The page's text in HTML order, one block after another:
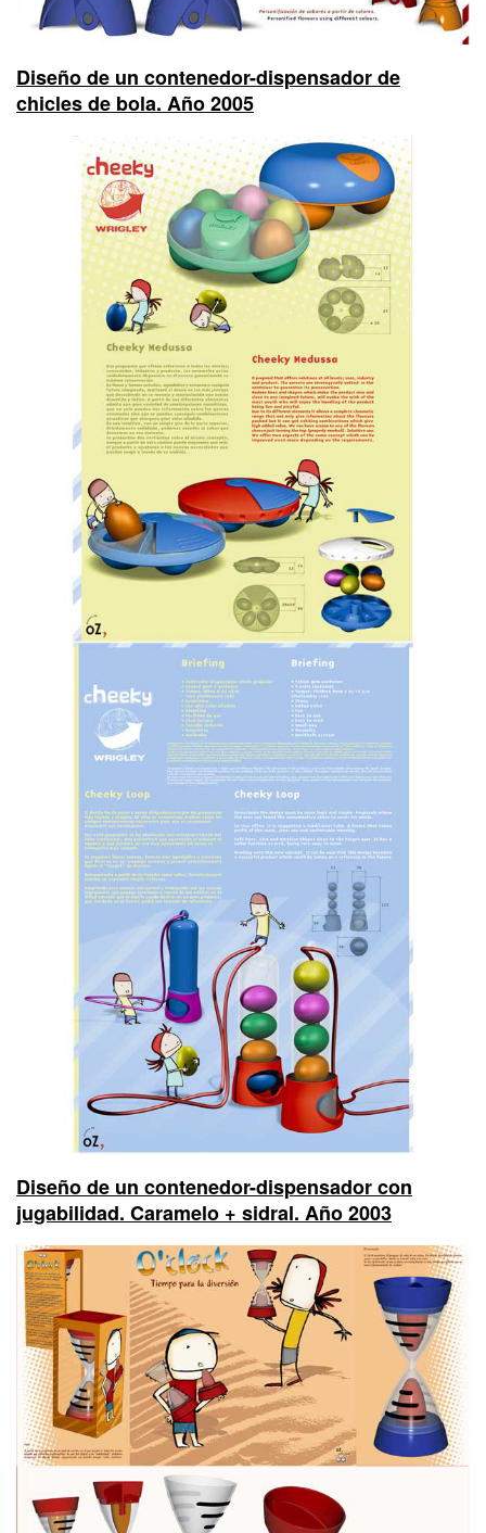
Diseño de un contenedor-dispensador de
chicles de bola. Año 2005
Diseño de un contenedor-dispensador con
jugabilidad. Caramelo + sidral. Año 2003